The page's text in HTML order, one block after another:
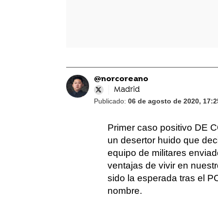
@norcoreano
Madrid
Publicado: 06 de agosto de 2020,
Primer caso positivo DE
un desertor huido que
equipo de militares
ventajas de vivir en
sido la esperada tras el
nombre.